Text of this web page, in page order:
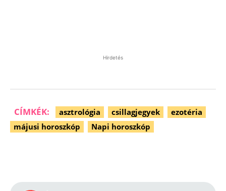
Hirdetés
CÍMKÉK: asztrológia csillagjegyek
ezotéria
májusi horoszkóp
Napi horoszkóp